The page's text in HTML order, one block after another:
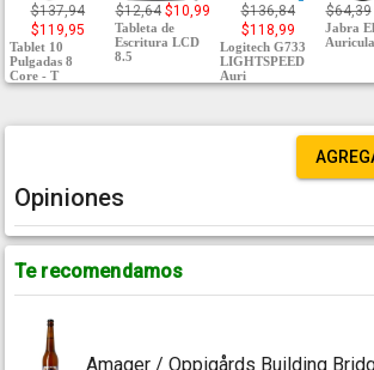
$137,94
$119,95
Tablet 10
Pulgadas 8
Core - T
$12,64 $10,99
Tableta de
Escritura LCD
8.5
$136,84
$118,99
Logitech G733
LIGHTSPEED
Auri
$64,39
Jabra
Opiniones
Te recomendamos
Amager / Oppigårds Building